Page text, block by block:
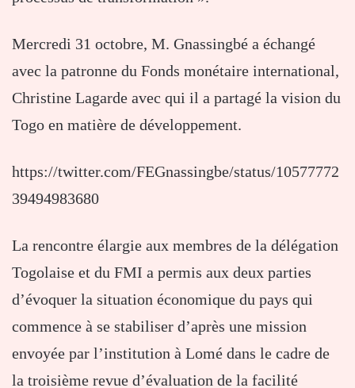
Mercredi 31 octobre, M. Gnassingbé a échangé
avec la patronne du Fonds monétaire international,
Christine Lagarde avec qui il a partagé la vision du
Togo en matière de développement.
https://twitter.com/FEGnassingbe/status/10577772
39494983680
La rencontre élargie aux membres de la délégation
Togolaise et du FMI a permis aux deux parties
d’évoquer la situation économique du pays qui
commence à se stabiliser d’après une mission
envoyée par l’institution à Lomé dans le cadre de
la troisième revue d’évaluation de la facilité